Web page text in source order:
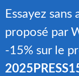
au
contenu
Essayez
proposé par
-15% sur le